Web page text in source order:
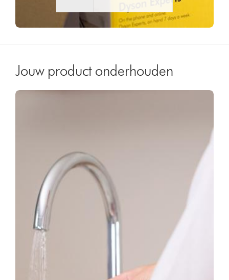
Jouw product onderhouden
Video
Transcript
Videotranscript
openen